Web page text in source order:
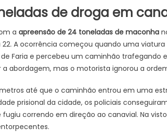
de droga em
a apreensão de 24 toneladas de maconha
A ocorrência começou quando uma
Faria e percebeu um caminhão trafegando
abordagem, mas o motorista ignorou a
até que o caminhão entrou em uma
prisional da cidade, os policiais
correndo em direção ao canavial. Na